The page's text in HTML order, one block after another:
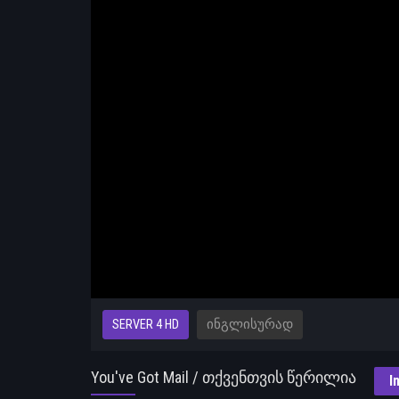
SERVER 4 HD ᲘᲜᲒᲚᲘᲡᲣᲠᲐᲓ
You've Got Mail / თქვენთვის წერილია